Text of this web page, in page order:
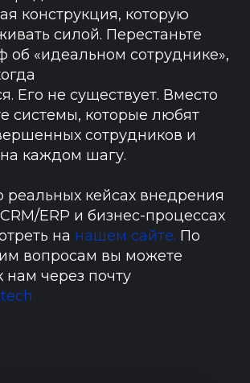
конструкция, которую
силой. Перестаньте
об «идеальном сотруднике»,
Его не существует. Вместо
системы, которые любят
сотрудников и
каждом шагу.
реальных кейсах внедрения
ERP и бизнес-процессах
на нашем сайте. По
вопросам вы можете
нам через почту
.